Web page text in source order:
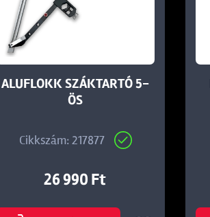
ALUFLOKK SZÁKTARTÓ 5-
ÖS
Cikkszám: 217877
26 990 Ft